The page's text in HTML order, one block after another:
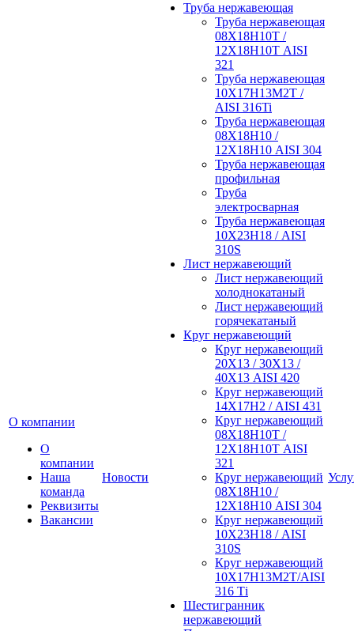
О компании
О
компании
Наша
команда
Реквизиты
Вакансии
Новости
Труба нержавеющая
Труба нержавеющая
08Х18Н10Т /
12Х18Н10Т AISI
321
Труба нержавеющая
10Х17Н13М2Т /
AISI 316Ti
Труба нержавеющая
08Х18Н10 /
12Х18Н10 AISI 304
Труба нержавеющая
профильная
Труба
электросварная
Труба нержавеющая
10Х23Н18 / AISI
310S
Лист нержавеющий
Лист нержавеющий
холоднокатаный
Лист нержавеющий
горячекатаный
Круг нержавеющий
Круг нержавеющий
20Х13 / 30Х13 /
40Х13 AISI 420
Круг нержавеющий
14Х17Н2 / AISI 431
Круг нержавеющий
08Х18Н10Т /
12Х18Н10Т AISI
321
Круг нержавеющий
08Х18Н10 /
12Х18Н10 AISI 304
Круг нержавеющий
10Х23Н18 / AISI
310S
Круг нержавеющий
10Х17Н13М2Т/AISI
316 Тi
Шестигранник
нержавеющий